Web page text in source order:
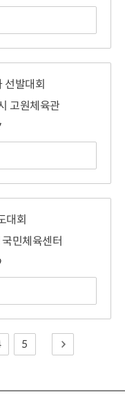
발대회
고원체육관
대회
민체육센터
5